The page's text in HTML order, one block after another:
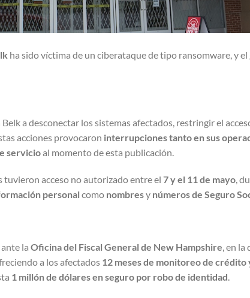
ha sido víctima de un ciberataque de tipo ransomware, y
Belk a desconectar los sistemas afectados, restringir el
acciones provocaron interrupciones tanto en sus
servicioal momento de esta publicación.
acceso no autorizado entre el 7 y el 11 de mayo,
personal como nombresy números de Seguro
la Oficina del Fiscal General de New Hampshire, en la
a los afectados 12 meses de monitoreo de crédito
1 millón de dólares en seguro por robo de identidad.